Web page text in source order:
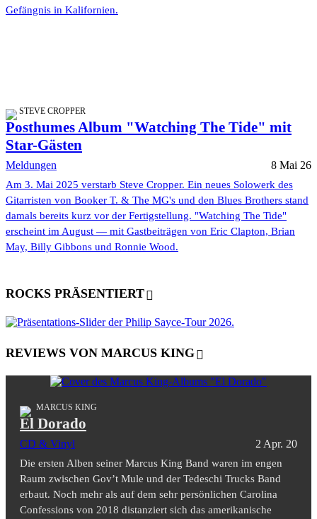
Gefängnis in Kalifornien.
STEVE CROPPER
Posthumes Album "Watching The Tide" mit
Star-Gästen
Meldungen 8 Mai 26
Am 3. Mai 2025 verstarb Steve Cropper. Ein neues Solowerk des
Gitarristen von Booker T. & The MG's und den Blues Brothers stand
damals bereits kurz vor der Fertigstellung. "Watching The Tide"
erscheint im August — mit Gastbeiträgen von Eric Clapton, Brian
May, Billy Gibbons und Ronnie Wood.
ROCKS PRÄSENTIERT
REVIEWS VON MARCUS KING
MARCUS KING
El Dorado
CD & Vinyl 2 Apr. 20
Die ersten Alben seiner Marcus King Band waren im engen
Raum zwischen Gov’t Mule und der Tedeschi Trucks Band
erbaut. Noch mehr als auf dem sehr persönlichen Carolina
Confessions von 2018 distanziert sich das amerikanische